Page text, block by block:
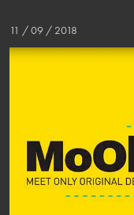
11 / 09 / 2018